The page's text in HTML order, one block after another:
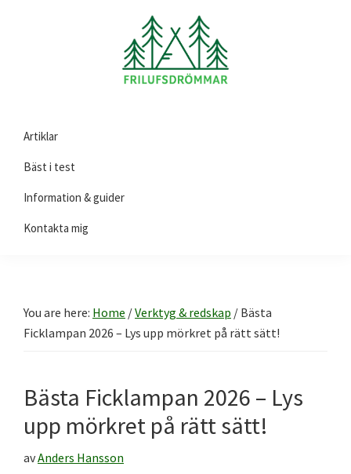
hittar
du
och
tips
ditt
friluftsliv!
Artiklar
Bäst i test
Information & guider
Kontakta mig
You are here: Home /Verktyg & redskap / Bästa
Ficklampan 2026 – Lys upp mörkret på rätt sätt!
Bästa Ficklampan 2026 – Lys
upp mörkret på rätt sätt!
avAnders Hansson